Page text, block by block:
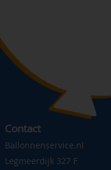
Contact
Ballonnenservice.nl
Legmeerdijk 327 F